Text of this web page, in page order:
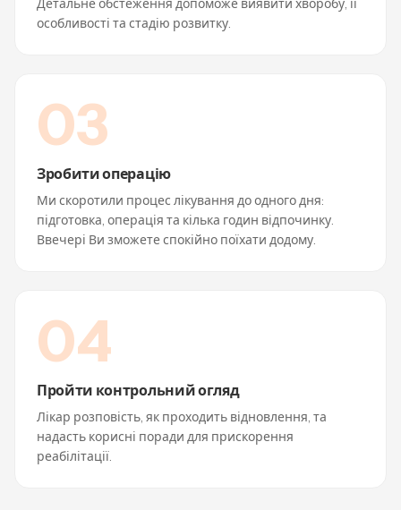
Детальне обстеження допоможе виявити хворобу, її
особливості та стадію розвитку.
03
Зробити операцію
Ми скоротили процес лікування до одного дня:
підготовка, операція та кілька годин відпочинку.
Ввечері Ви зможете спокійно поїхати додому.
04
Пройти контрольний огляд
Лікар розповість, як проходить відновлення, та
надасть корисні поради для прискорення
реабілітації.